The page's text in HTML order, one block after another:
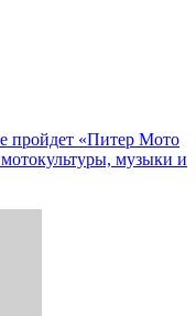
пройдет «Питер Мото
музыки и